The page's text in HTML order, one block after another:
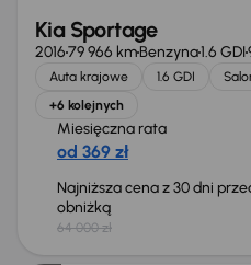
Kia Sportage
201679 966 kmBenzyna1.6 GDI
Auta krajowe 1.6 GDI
+6 kolejnych
Miesięczna rata
od 369 zł
Najniższa cena z 30 dni
obniżką
64 000 zł